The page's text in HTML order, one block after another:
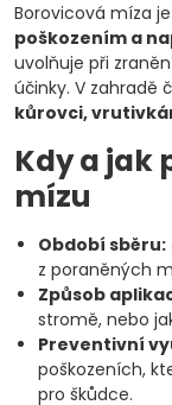
Borovicová míza je
poškozením a
uvolňuje při
účinky. V zahradě
kůrovci,
Kdy a jak
mízu
Období sběru:
z poraněných
Způsob
stromě, nebo
Preventivní
poškozeních,
pro škůdce.